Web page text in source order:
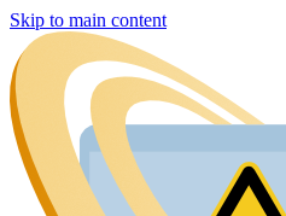
Skip to main content